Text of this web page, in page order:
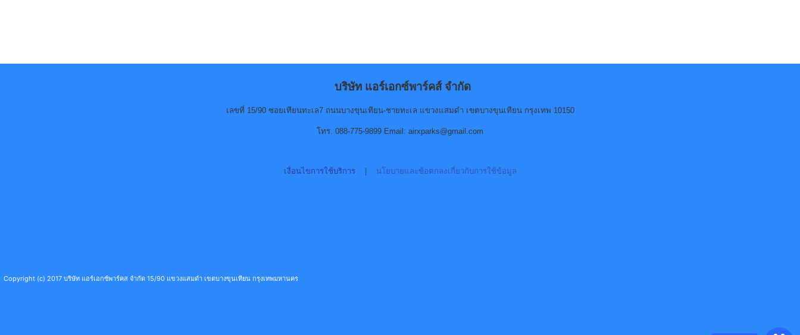
บริษัท แอร์เอกซ์พาร์คส์ จำกัด
เลขที่ 15/90 ซอยเทียนทะเล7 ถนนบางขุนเทียน-ชายทะเล แขวงแสมดำ เขตบางขุนเทียน กรุงเทพ 10150
โทร. 088-775-9899 Email: airxparks@gmail.com
เงื่อนไขการใช้บริการ| นโยบายและข้อตกลงเกี่ยวกับการใช้ข้อมูล
Copyright (c) 2017 บริษัท แอร์เอกซ์พาร์คส จำกัด 15/90 แขวงแสมดำ เขตบางขุนเทียน กรุงเทพมหานคร